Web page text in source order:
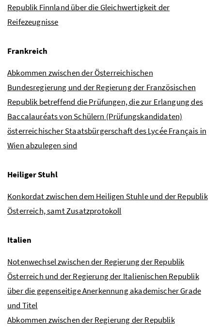
Republik Finnland über die Gleichwertigkeit der
Reifezeugnisse
Frankreich
Abkommen zwischen der Österreichischen
Bundesregierung und der Regierung der Französischen
Republik betreffend die Prüfungen, die zur Erlangung des
Baccalauréats von Schülern (Prüfungskandidaten)
österreichischer Staatsbürgerschaft des Lycée Français in
Wien abzulegen sind
Heiliger Stuhl
Konkordat zwischen dem Heiligen Stuhle und der Republik
Österreich, samt Zusatzprotokoll
Italien
Notenwechsel zwischen der Regierung der Republik
Österreich und der Regierung der Italienischen Republik
über die gegenseitige Anerkennung akademischer Grade
und Titel
Abkommen zwischen der Regierung der Republik